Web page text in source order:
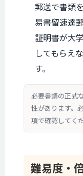
郵送で書類
易書留速達
証明書が大
してもらえ
す。
必要書類の正式
性があります。
項で確認してく
難易度・